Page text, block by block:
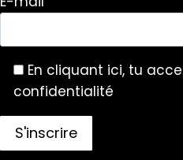
En cliquant ici, tu
confidentialité